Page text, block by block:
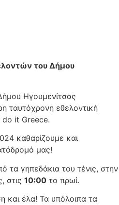
του Δήμου
Ηγουμενίτσας
ταυτόχρονη εθελοντική
do it Greece.
καθαρίζουμε και
μας!
τα γηπεδάκια του τένις, στην
στις 10:00 το πρωί.
και έλα! Τα υπόλοιπα τα